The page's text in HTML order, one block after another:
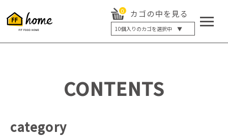
0 カゴの中を見る
10個入りのカゴを選択中 ▼
5個入り
20個入り
最大12%OFF
CONTENTS
category